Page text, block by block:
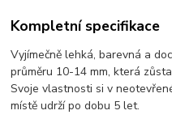
Kompletní specifikace
Vyjímečně lehká, barevná a
průměru 10-14 mm, která
Svoje vlastnosti si v
místě udrží po dobu 5 let.